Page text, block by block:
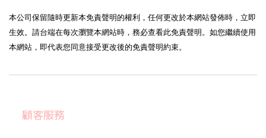
本公司保留隨時更新本免責聲明的權利，任何更改於本網站發佈時，立即
生效。請台端在每次瀏覽本網站時，務必查看此免責聲明。如您繼續使用
本網站，即代表您同意接受更改後的免責聲明約束。
顧客服務